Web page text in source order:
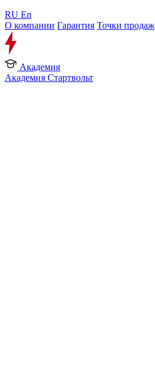
RU En
О компании Гарантия Точки продаж
Академия
Академия Стартвольт